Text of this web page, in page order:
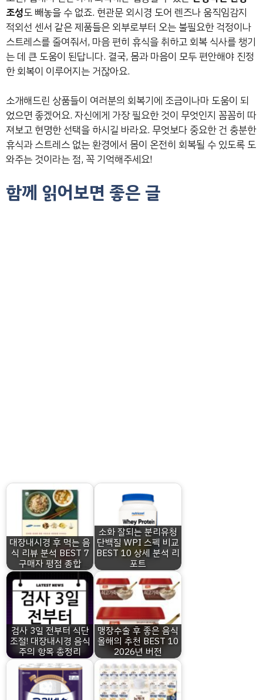
조성도 빼놓을 수 없죠. 현관문 외시경 도어 렌즈나 움직임감지
적외선 센서 같은 제품들은 외부로부터 오는 불필요한 걱정이나
스트레스를 줄여줘서, 마음 편히 휴식을 취하고 회복 식사를 챙기
는 데 큰 도움이 된답니다. 결국, 몸과 마음이 모두 편안해야 진정
한 회복이 이루어지는 거잖아요.
소개해드린 상품들이 여러분의 회복기에 조금이나마 도움이 되
었으면 좋겠어요. 자신에게 가장 필요한 것이 무엇인지 꼼꼼히 따
져보고 현명한 선택을 하시길 바라요. 무엇보다 중요한 건 충분한
휴식과 스트레스 없는 환경에서 몸이 온전히 회복될 수 있도록 도
와주는 것이라는 점, 꼭 기억해주세요!
함께 읽어보면 좋은 글
대장내시경 후 먹는 음
식 리뷰 분석 BEST 7
구매자 평점 종합
소화 잘되는 분리유청
단백질 WPI 스펙 비교
BEST 10 상세 분석 리
포트
검사 3일 전부터 식단
조절! 대장내시경 음식
주의 항목 총정리
맹장수술 후 좋은 음식
올해의 추천 BEST 10
2026년 버전